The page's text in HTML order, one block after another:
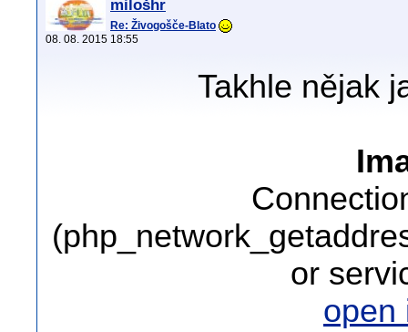
milošhr
Re: Živogošče-Blato
08. 08. 2015 18:55
Takhle nějak
or
open